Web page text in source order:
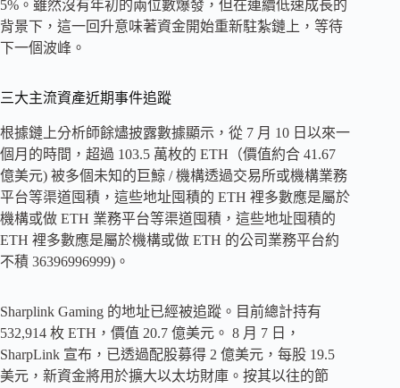
5%。雖然沒有年初的兩位數爆發，但在連續低速成長的
背景下，這一回升意味著資金開始重新駐紮鏈上，等待
下一個波峰。
三大主流資產近期事件追蹤
根據鏈上分析師餘燼披露數據顯示，從 7 月 10 日以來一
個月的時間，超過 103.5 萬枚的 ETH（價值約合 41.67
億美元) 被多個未知的巨鯨 / 機構透過交易所或機構業務
平台等渠道囤積，這些地址囤積的 ETH 裡多數應是屬於
機構或做 ETH 業務平台等渠道囤積，這些地址囤積的
ETH 裡多數應是屬於機構或做 ETH 的公司業務平台約
不積 36396996999)。
Sharplink Gaming 的地址已經被追蹤。目前總計持有
532,914 枚 ETH，價值 20.7 億美元。 8 月 7 日，
SharpLink 宣布，已透過配股募得 2 億美元，每股 19.5
美元，新資金將用於擴大以太坊財庫。按其以往的節